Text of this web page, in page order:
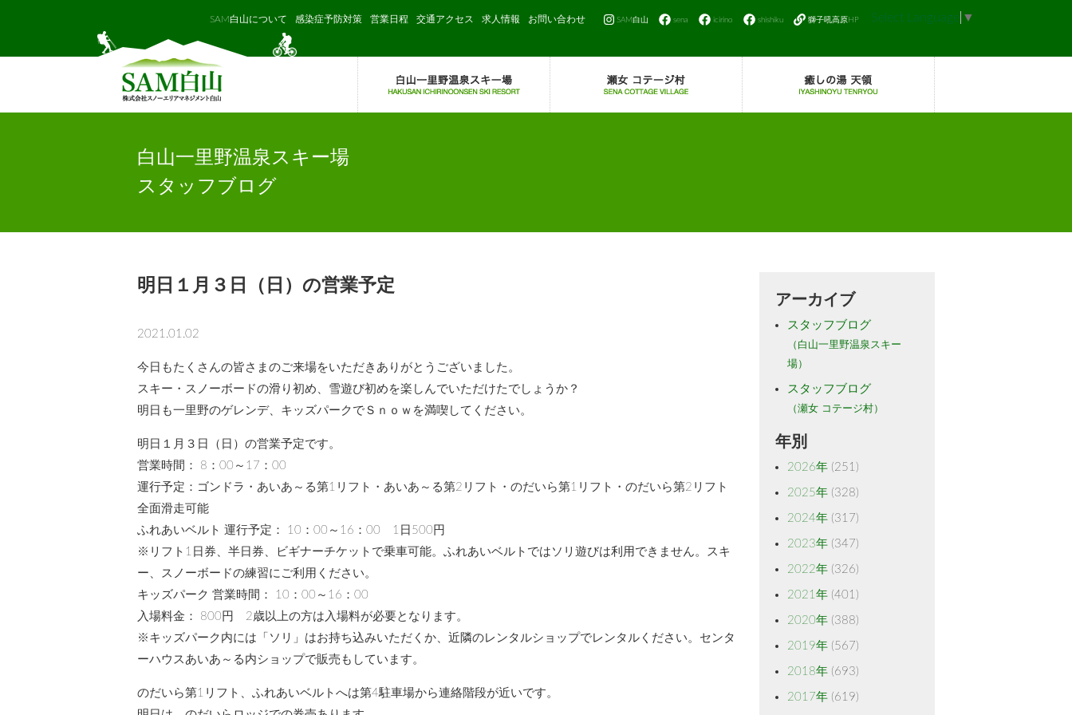
SAM白山 sena icirino shishiku 獅子吼高原HP
SAM白山について 感染症予防対策 営業日程 交通アクセス 求人情報 お問い合わせ Select Language ▼
白山一里野温泉スキー場
スタッフブログ
明日１月３日（日）の営業予定
2021.01.02
今日もたくさんの皆さまのご来場をいただきありがとうございました。
スキー・スノーボードの滑り初め、雪遊び初めを楽しんでいただけたでしょうか？
明日も一里野のゲレンデ、キッズパークでＳｎｏｗを満喫してください。
明日１月３日（日）の営業予定です。
営業時間： 8：00～17：00
運行予定：ゴンドラ・あいあ～る第1リフト・あいあ～る第2リフト・のだいら第1リフト・のだいら第2リフト
全面滑走可能
ふれあいベルト 運行予定： 10：00～16：00 1日500円
※リフト1日券、半日券、ビギナーチケットで乗車可能。ふれあいベルトではソリ遊びは利用できません。スキ
ー、スノーボードの練習にご利用ください。
キッズパーク 営業時間： 10：00～16：00
入場料金： 800円 2歳以上の方は入場料が必要となります。
※キッズパーク内には「ソリ」はお持ち込みいただくか、近隣のレンタルショップでレンタルください。センタ
ーハウスあいあ～る内ショップで販売もしています。
のだいら第1リフト、ふれあいベルトへは第4駐車場から連絡階段が近いです。
アーカイブ
スタッフブログ
（白山一里野温泉スキー
場）
スタッフブログ
（瀬女 コテージ村）
年別
2026年 (251)
2025年 (328)
2024年 (317)
2023年 (347)
2022年 (326)
2021年 (401)
2020年 (388)
2019年 (567)
2018年 (693)
2017年 (619)